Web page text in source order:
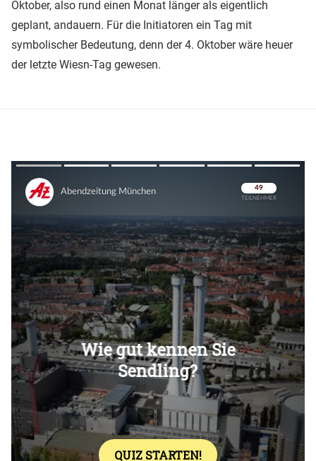
Oktober, also rund einen Monat länger als eigentlich
geplant, andauern. Für die Initiatoren ein Tag mit
symbolischer Bedeutung, denn der 4. Oktober wäre heuer
der letzte Wiesn-Tag gewesen.
Überspringen
Überspringen